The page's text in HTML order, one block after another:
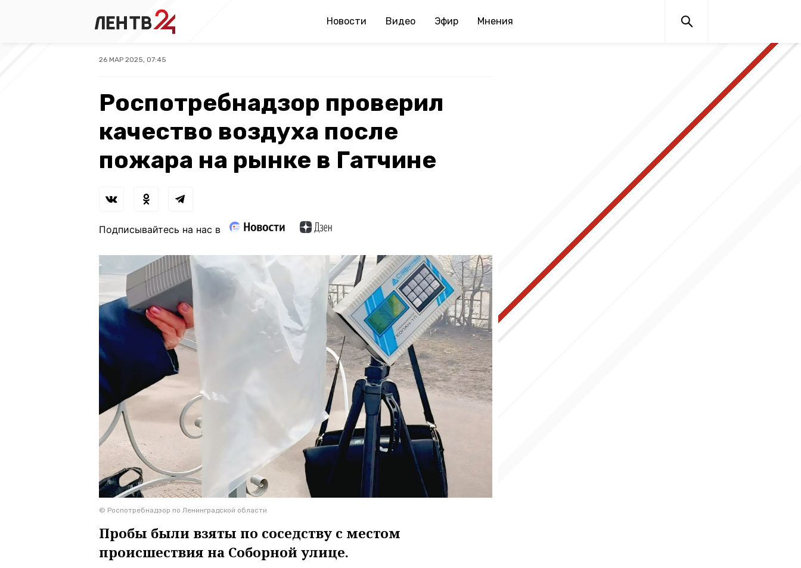
Новости Видео Эфир Мнения
26 МАР 2025, 07:45
Роспотребнадзор проверил
качество воздуха после
пожара на рынке в Гатчине
Подписывайтесь на нас в
© Роспотребнадзор по Ленинградской области
Пробы были взяты по соседству с местом
происшествия на Соборной улице.